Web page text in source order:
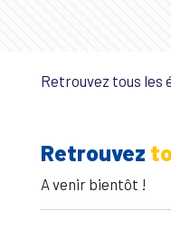
Retrouvez tous les
Retrouvez
A venir bientôt !